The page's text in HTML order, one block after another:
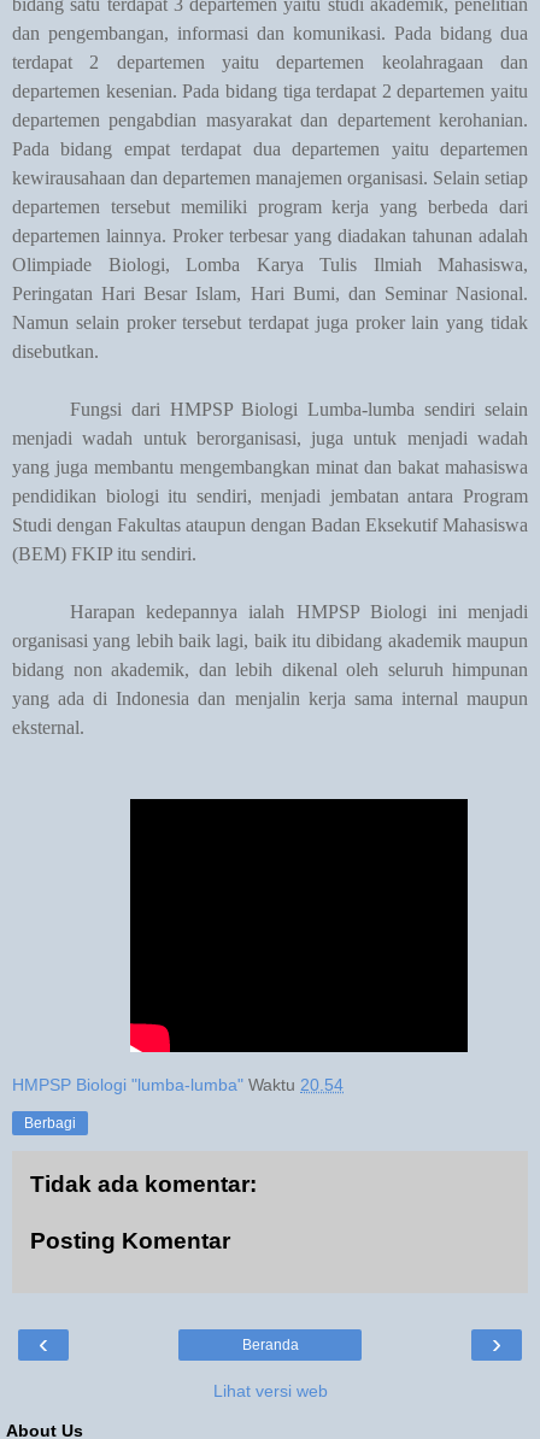
dan pengembangan, informasi dan komunikasi. Pada bidang dua
terdapat 2 departemen yaitu departemen keolahragaan dan
departemen kesenian. Pada bidang tiga terdapat 2 departemen yaitu
departemen pengabdian masyarakat dan departement kerohanian.
Pada bidang empat terdapat dua departemen yaitu departemen
kewirausahaan dan departemen manajemen organisasi. Selain setiap
departemen tersebut memiliki program kerja yang berbeda dari
departemen lainnya. Proker terbesar yang diadakan tahunan adalah
Olimpiade Biologi, Lomba Karya Tulis Ilmiah Mahasiswa,
Peringatan Hari Besar Islam, Hari Bumi, dan Seminar Nasional.
Namun selain proker tersebut terdapat juga proker lain yang tidak
disebutkan.
Fungsi dari HMPSP Biologi Lumba-lumba sendiri selain
menjadi wadah untuk berorganisasi, juga untuk menjadi wadah
yang juga membantu mengembangkan minat dan bakat mahasiswa
pendidikan biologi itu sendiri, menjadi jembatan antara Program
Studi dengan Fakultas ataupun dengan Badan Eksekutif Mahasiswa
(BEM) FKIP itu sendiri.
Harapan kedepannya ialah HMPSP Biologi ini menjadi
organisasi yang lebih baik lagi, baik itu dibidang akademik maupun
bidang non akademik, dan lebih dikenal oleh seluruh himpunan
yang ada di Indonesia dan menjalin kerja sama internal maupun
eksternal.
HMPSP Biologi "lumba-lumba" Waktu 20.54
Berbagi
Tidak ada komentar:
Posting Komentar
‹ ›
Beranda
Lihat versi web
About Us